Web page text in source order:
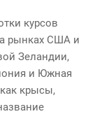
курсов
рынках США и
Зеландии,
и Южная
крысы,